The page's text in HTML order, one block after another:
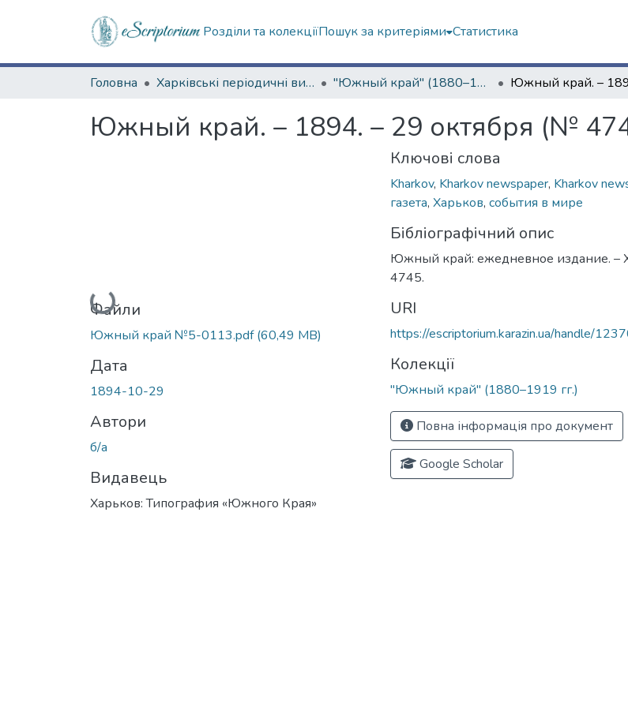
Розділи та колекціїПошук за критеріями Статистика
Головна Харківські періодичні видання "Южный край" (1880–1919 гг.)
Южный край. – 1894. – 29 октября (№
Вантажиться...
Файли
Южный край №5-0113.pdf(60,49 MB)
Дата
1894-10-29
Автори
б/а
Видавець
Харьков: Типография «Южного Края»
Ключові слова
Kharkov, Kharkov newspaper, Kharkov
газета, Харьков, события в мире
Бібліографічний опис
Южный край: ежедневное издание. –
4745.
URI
https://escriptorium.karazin.ua/handle/
Колекції
"Южный край" (1880–1919 гг.)
Повна інформація про документ
Google Scholar